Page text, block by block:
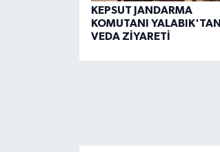
KEPSUT JANDARMA
KOMUTANI YALABIK'TAN
VEDA ZİYARETİ